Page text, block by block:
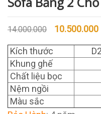
14.000.000 10.500.000
Kích thước
Khung ghế
Chất liệu bọc
Nệm ngồi
Màu sắc